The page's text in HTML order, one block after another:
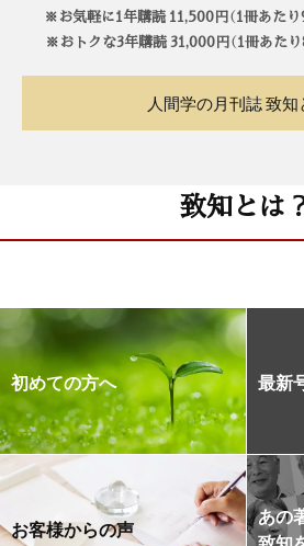
※お気軽に1年購読 11,500円（1冊あたり
※おトクな3年購読 31,000円（1冊あた
人間学の月刊誌 致知
致知とは
初めての方へ 最新
お客様からの声
あの